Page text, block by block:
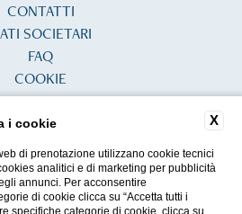
CONTATTI
SOCIETARI
FAQ
COOKIE
PRIVACY
X
i cookie
di prenotazione utilizzano cookie tecnici
analitici e di marketing per pubblicità
annunci. Per acconsentire
di cookie clicca su “Accetta tutti i
specifiche categorie di cookie, clicca su